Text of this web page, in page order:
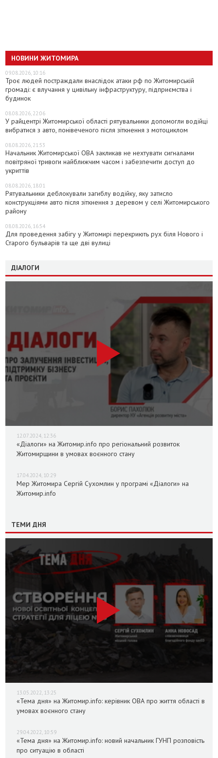
НОВИНИ ЖИТОМИРА
09.08.2026, 10:16
Троє людей постраждали внаслідок атаки рф по Житомирській
громаді: є влучання у цивільну інфраструктуру, підприємства і
будинок
08.08.2026, 22:06
У райцентрі Житомирської області рятувальники допомогли водійці
вибратися з авто, понівеченого після зіткнення з мотоциклом
08.08.2026, 21:53
Начальник Житомирської ОВА закликав не нехтувати сигналами
повітряної тривоги найближчим часом і забезпечити доступ до
укриттів
08.08.2026, 18:01
Рятувальники деблокували загиблу водійку, яку затисло
конструкціями авто після зіткнення з деревом у селі Житомирського
району
08.08.2026, 16:54
Для проведення забігу у Житомирі перекриють рух біля Нового і
Старого бульварів та ще дві вулиці
ДІАЛОГИ
12.07.2024, 12:36
«Діалоги» на Житомир.info про регіональний розвиток
Житомирщини в умовах воєнного стану
17.04.2024, 10:29
Мер Житомира Сергій Сухомлин у програмі «Діалоги» на
Житомир.info
ТЕМИ ДНЯ
13.05.2022, 13:25
«Тема дня» на Житомир.info: керівник ОВА про життя області в
умовах воєнного стану
29.04.2022, 10:59
«Тема дня» на Житомир.info: новий начальник ГУНП розповість
про ситуацію в області